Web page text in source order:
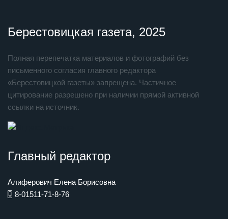
Берестовицкая газета, 2025
Полная перепечатка материалов и фотографий без
письменного согласия главного редактора
«Берестовицкой газеты» запрещена. Частичное
цитирование разрешено при наличии прямой активной
ссылки на источник.
Главный редактор
Алиферович Елена Борисовна
8-01511-71-8-76